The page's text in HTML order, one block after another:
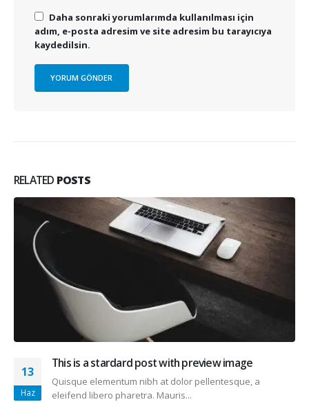
Daha sonraki yorumlarımda kullanılması için
adım, e-posta adresim ve site adresim bu tarayıcıya
kaydedilsin.
RELATED POSTS
13
Mar
Etiam laoreet sem eget eros rhoncus
Quisque elementum nibh at dolor
eleifend libero pharetra. Mauris...